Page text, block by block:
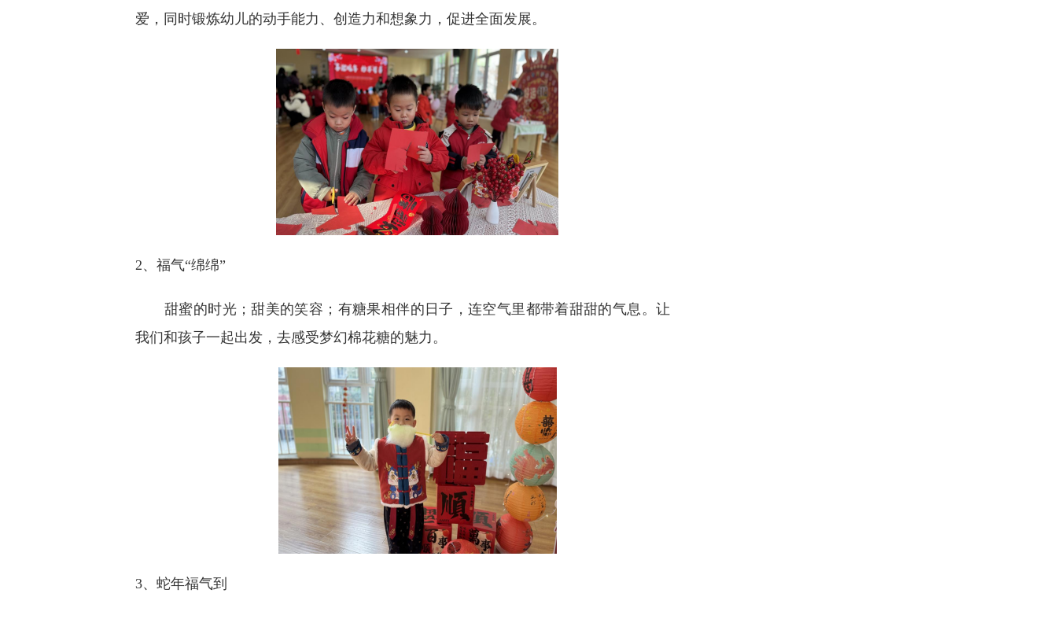
爱，同时锻炼幼儿的动手能力、创造力和想象力，促进全面发展。
2、福气“绵绵”
甜蜜的时光；甜美的笑容；有糖果相伴的日子，连空气里都带着甜甜的气息。让
我们和孩子一起出发，去感受梦幻棉花糖的魅力。
3、蛇年福气到